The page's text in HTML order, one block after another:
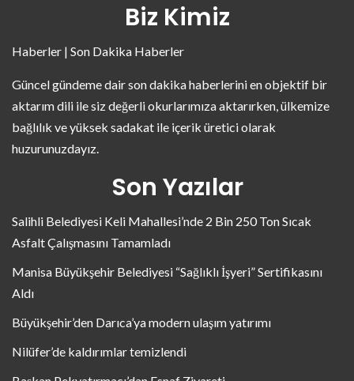
Biz Kimiz
Haberler | Son Dakika Haberler
Güncel gündeme dair son dakika haberlerini en objektif bir
aktarım dili ile siz değerli okurlarımıza aktarırken, ülkemize
bağlılık ve yüksek sadakat ile içerik üretici olarak
huzurunuzdayız.
Son Yazılar
Salihli Belediyesi Keli Mahallesi’nde 2 Bin 250 Ton Sıcak
Asfalt Çalışmasını Tamamladı
Manisa Büyükşehir Belediyesi “Sağlıklı İşyeri” Sertifikasını
Aldı
Büyükşehir’den Darıca’ya modern ulaşım yatırımı
Nilüfer’de kaldırımlar temizlendi